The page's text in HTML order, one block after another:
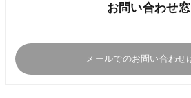
お問い合わせ
メールでのお問い合わせ